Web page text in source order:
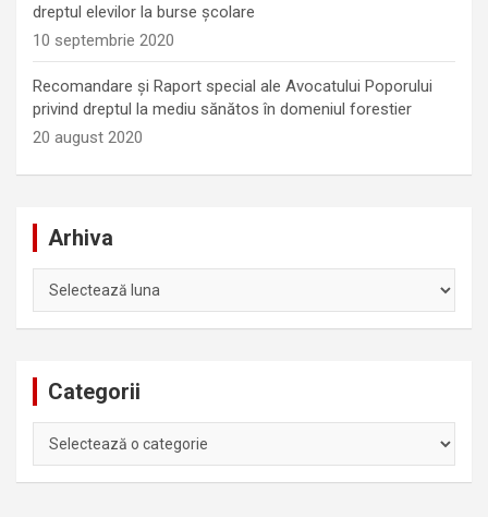
dreptul elevilor la burse școlare
10 septembrie 2020
Recomandare și Raport special ale Avocatului Poporului
privind dreptul la mediu sănătos în domeniul forestier
20 august 2020
Arhiva
Categorii